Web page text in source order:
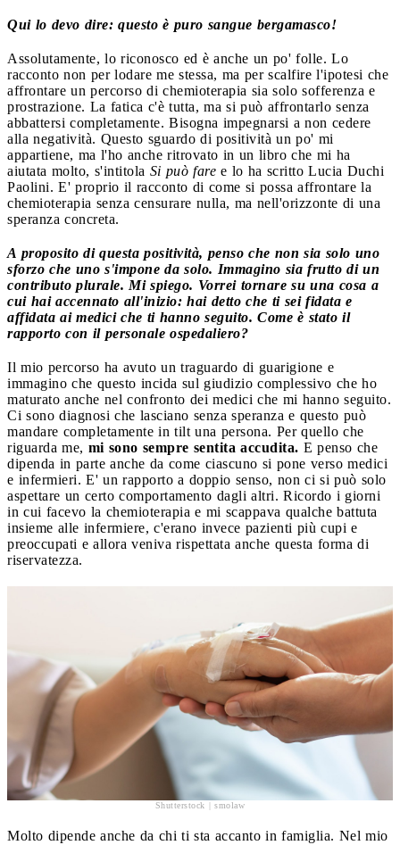
Qui lo devo dire: questo è puro sangue bergamasco!
Assolutamente, lo riconosco ed è anche un po' folle. Lo
racconto non per lodare me stessa, ma per scalfire l'ipotesi che
affrontare un percorso di chemioterapia sia solo sofferenza e
prostrazione. La fatica c'è tutta, ma si può affrontarlo senza
abbattersi completamente. Bisogna impegnarsi a non cedere
alla negatività. Questo sguardo di positività un po' mi
appartiene, ma l'ho anche ritrovato in un libro che mi ha
aiutata molto, s'intitola Si può fare e lo ha scritto Lucia Duchi
Paolini. E' proprio il racconto di come si possa affrontare la
chemioterapia senza censurare nulla, ma nell'orizzonte di una
speranza concreta.
A proposito di questa positività, penso che non sia solo uno
sforzo che uno s'impone da solo. Immagino sia frutto di un
contributo plurale. Mi spiego. Vorrei tornare su una cosa a
cui hai accennato all'inizio: hai detto che ti sei fidata e
affidata ai medici che ti hanno seguito. Come è stato il
rapporto con il personale ospedaliero?
Il mio percorso ha avuto un traguardo di guarigione e
immagino che questo incida sul giudizio complessivo che ho
maturato anche nel confronto dei medici che mi hanno seguito.
Ci sono diagnosi che lasciano senza speranza e questo può
mandare completamente in tilt una persona. Per quello che
riguarda me, mi sono sempre sentita accudita. E penso che
dipenda in parte anche da come ciascuno si pone verso medici
e infermieri. E' un rapporto a doppio senso, non ci si può solo
aspettare un certo comportamento dagli altri. Ricordo i giorni
in cui facevo la chemioterapia e mi scappava qualche battuta
insieme alle infermiere, c'erano invece pazienti più cupi e
preoccupati e allora veniva rispettata anche questa forma di
riservatezza.
Shutterstock | smolaw
Molto dipende anche da chi ti sta accanto in famiglia. Nel mio